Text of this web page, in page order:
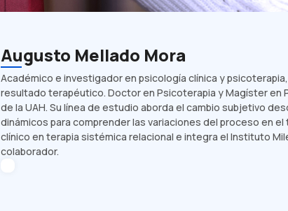
Augusto Mellado Mora
Académico e investigador en psicología clínica y
resultado terapéutico. Doctor en Psicoterapia y Magíster en
de la UAH. Su línea de estudio aborda el cambio subjetivo
dinámicos para comprender las variaciones del proceso en
clínico en terapia sistémica relacional e integra el Instituto
colaborador.